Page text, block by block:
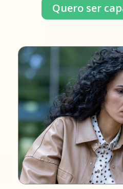
Quero ser